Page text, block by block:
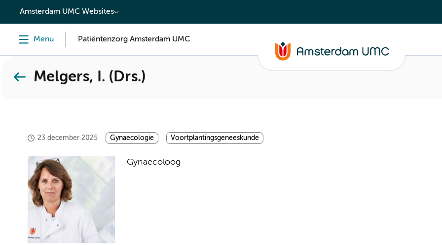
content
Amsterdam UMC Websites
Menu Patiëntenzorg Amsterdam UMC
Melgers, I. (Drs.)
23 december 2025 Gynaecologie Voortplantingsgeneeskunde
Gynaecoloog